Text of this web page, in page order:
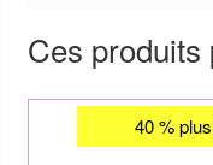
Ces
40 %